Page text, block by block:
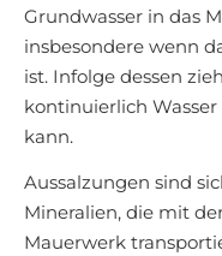
Grundwasser in das
insbesondere wenn
ist. Infolge dessen
kontinuierlich
kann.
Aussalzungen sind
Mineralien, die mit
Mauerwerk